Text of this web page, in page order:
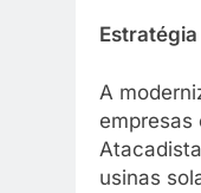
A
empresas
usinas